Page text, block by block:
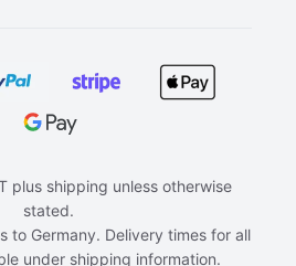
plus shipping unless otherwise
stated.
to Germany. Delivery times for all
under shipping information.